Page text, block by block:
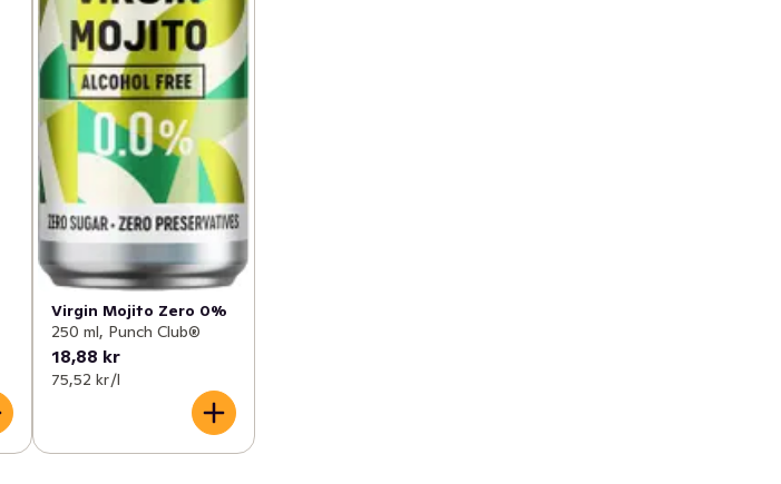
Virgin Mojito Zero 0%
250 ml, Punch Club®
18,88 kr
75,52 kr /l